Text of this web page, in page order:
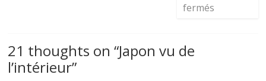
fermés
21 thoughts on “Japon vu de
l’intérieur”